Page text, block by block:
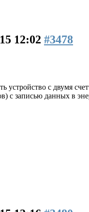
12:02 #3478
устройство с двумя
с записью данных в